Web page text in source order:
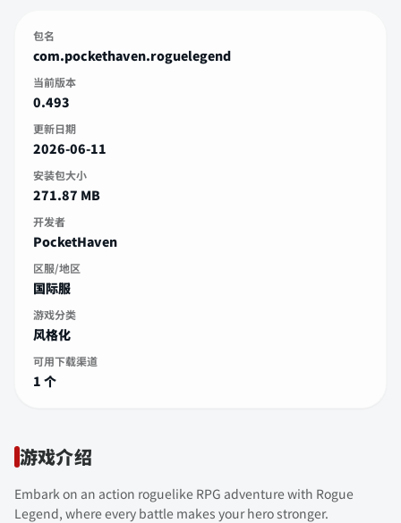
包名
com.pockethaven.roguelegend
当前版本
0.493
更新日期
2026-06-11
安装包大小
271.87 MB
开发者
PocketHaven
区服/地区
国际服
游戏分类
风格化
可用下载渠道
1 个
游戏介绍
Embark on an action roguelike RPG adventure with Rogue
Legend, where every battle makes your hero stronger.